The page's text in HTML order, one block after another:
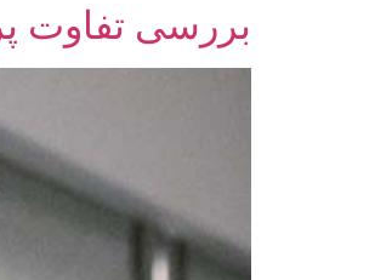
بررسی تفاوت